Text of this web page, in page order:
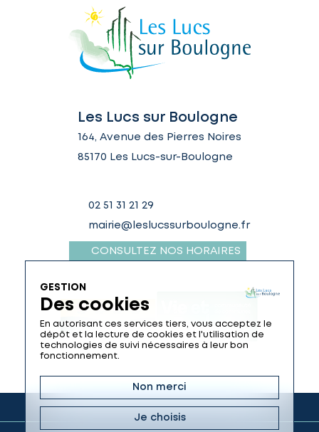
Les Lucs sur Boulogne
164, Avenue des Pierres Noires
85170 Les Lucs-sur-Boulogne
02 51 31 21 29
mairie@leslucssurboulogne.fr
CONSULTEZ NOS HORAIRES
GESTION
Des cookies
En autorisant ces services tiers, vous acceptez le
dépôt et la lecture de cookies et l'utilisation de
technologies de suivi nécessaires à leur bon
fonctionnement.
Non merci
Je choisis